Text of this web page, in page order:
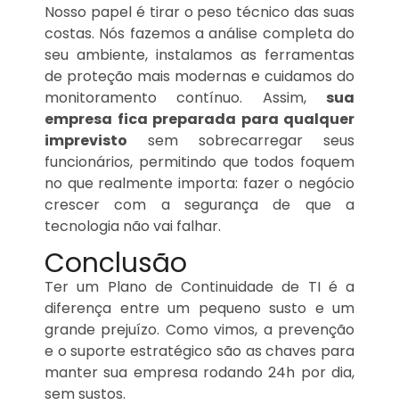
Nosso papel é tirar o peso técnico das suas
costas. Nós fazemos a análise completa do
seu ambiente, instalamos as ferramentas
de proteção mais modernas e cuidamos do
monitoramento contínuo. Assim, sua
empresa fica preparada para qualquer
imprevisto sem sobrecarregar seus
funcionários, permitindo que todos foquem
no que realmente importa: fazer o negócio
crescer com a segurança de que a
tecnologia não vai falhar.
Conclusão
Ter um Plano de Continuidade de TI é a
diferença entre um pequeno susto e um
grande prejuízo. Como vimos, a prevenção
e o suporte estratégico são as chaves para
manter sua empresa rodando 24h por dia,
sem sustos.